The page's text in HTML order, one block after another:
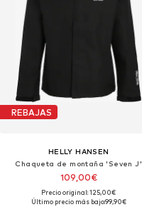
REBAJAS
HELLY HANSEN
Chaqueta de montaña 'Seven J'
109,00€
Precio original: 125,00€
Último precio más bajo:99,90€